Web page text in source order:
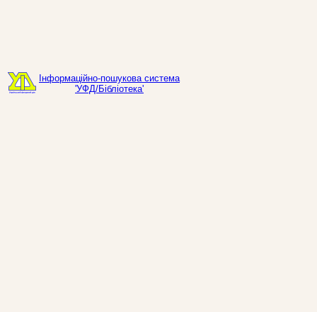
Інформаційно-пошукова система
'УФД/Бібліотека'